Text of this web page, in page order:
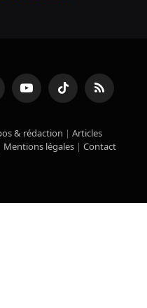
YouTubeTikTok RSS
& rédaction | Articles
Mentions légales | Contact